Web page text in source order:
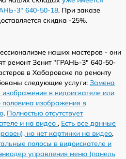
3" 640-50-18. При заказе
скидка -25%.
наших мастеров - они
ремонт Зенит "ГРАНЬ-3" 640-50-
в Хабаровске по ремонту
следующие услуги: Замена
в видоискателе или
половина изображения в
, Полностью отсутствует
и на видео , Есть все данные
но нет картинки на видео,
полосы в видоискателе и
управления меню (панель